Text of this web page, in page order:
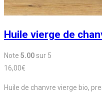
Huile vierge de
Note 5.00sur 5
16,00€
Huile de chanvre vierge bio,